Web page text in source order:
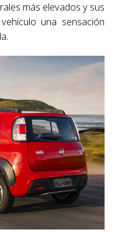
más elevados y sus
una sensación